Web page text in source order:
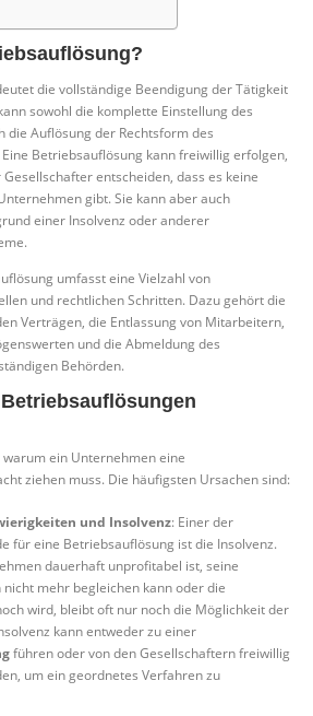
die vollständige Beendigung der Tätigkeit
sowohl die komplette Einstellung des
die Auflösung der Rechtsform des
Betriebsauflösung kann freiwillig erfolgen,
entscheiden, dass es keine
gibt. Sie kann aber auch
einer Insolvenz oder anderer
umfasst eine Vielzahl von
und rechtlichen Schritten. Dazu gehört die
Verträgen, die Entlassung von Mitarbeitern,
und die Abmeldung des
Behörden.
ein Unternehmen eine
ziehen muss. Die häufigsten Ursachen sind:
und Insolvenz: Einer der
für eine Betriebsauflösung ist die Insolvenz.
dauerhaft unprofitabel ist, seine
mehr begleichen kann oder die
wird, bleibt oft nur noch die Möglichkeit der
kann entweder zu einer
führen oder von den Gesellschaftern freiwillig
um ein geordnetes Verfahren zu